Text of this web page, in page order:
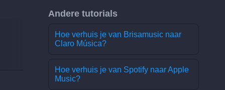
Andere tutorials
Hoe verhuis je van Brisamusic naar
Claro Música?
Hoe verhuis je van Spotify naar Apple
Music?